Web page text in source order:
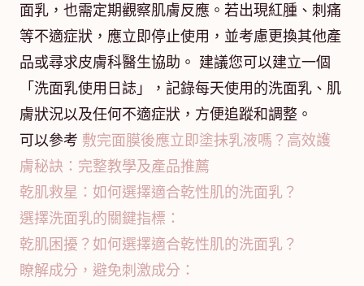
面乳，也需定期觀察肌膚反應。若出現紅腫、刺痛
等不適症狀，應立即停止使用，並考慮更換其他產
品或尋求皮膚科醫生協助。 建議您可以建立一個
「洗面乳使用日誌」，記錄每天使用的洗面乳、肌
膚狀況以及任何不適症狀，方便追蹤和調整。
可以參考 敷完面膜後應立即塗抹乳液嗎？高效護
膚秘訣：完整教學及產品推薦
乾肌救星：如何選擇適合乾性肌的洗面乳？
選擇洗面乳的關鍵指標：
乾肌困擾？如何選擇適合乾性肌的洗面乳？
瞭解成分，避免刺激成分：